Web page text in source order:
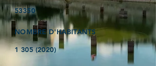
53350
NOMBRE D'HABITANTS
1 305 (2020)